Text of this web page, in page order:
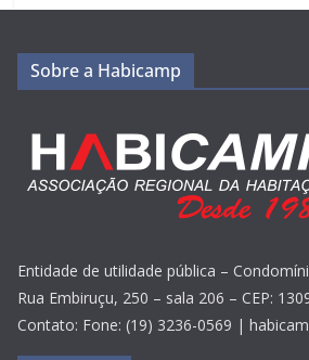
Sobre a Habicamp
Entidade de utilidade pública –
Rua Embiruçu, 250 – sala 206 – CEP:
Contato: Fone: (19) 3236-0569 |